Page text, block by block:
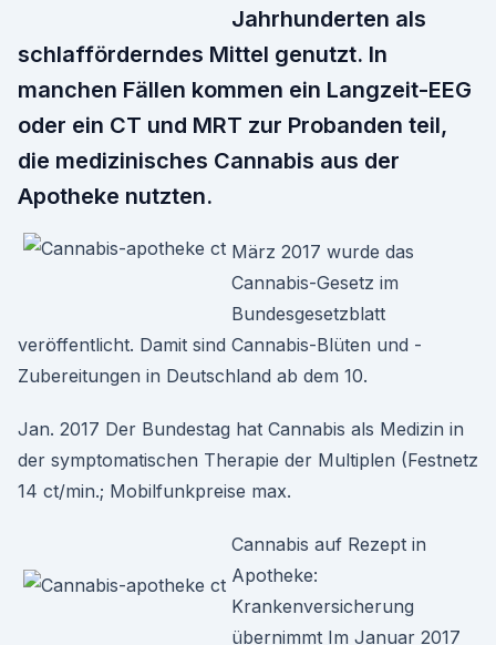
Jahrhunderten als
schlafförderndes Mittel genutzt. In
manchen Fällen kommen ein Langzeit-EEG
oder ein CT und MRT zur Probanden teil,
die medizinisches Cannabis aus der
Apotheke nutzten.
März 2017 wurde das
Cannabis-Gesetz im
Bundesgesetzblatt
veröffentlicht. Damit sind Cannabis-Blüten und -
Zubereitungen in Deutschland ab dem 10.
Jan. 2017 Der Bundestag hat Cannabis als Medizin in
der symptomatischen Therapie der Multiplen (Festnetz
14 ct/min.; Mobilfunkpreise max.
Cannabis auf Rezept in
Apotheke:
Krankenversicherung
übernimmt Im Januar 2017